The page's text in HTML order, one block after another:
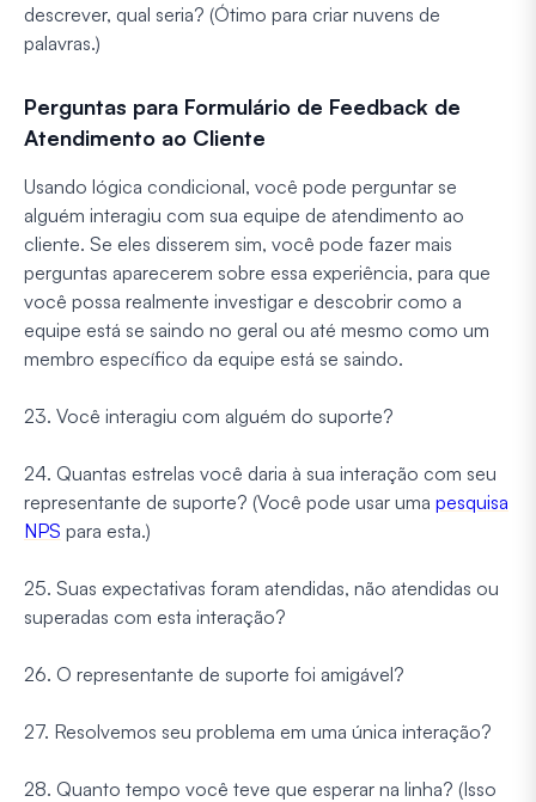
descrever, qual seria? (Ótimo para criar nuvens de
palavras.)
Perguntas para Formulário de Feedback de
Atendimento ao Cliente
Usando lógica condicional, você pode perguntar se
alguém interagiu com sua equipe de atendimento ao
cliente. Se eles disserem sim, você pode fazer mais
perguntas aparecerem sobre essa experiência, para que
você possa realmente investigar e descobrir como a
equipe está se saindo no geral ou até mesmo como um
membro específico da equipe está se saindo.
23. Você interagiu com alguém do suporte?
24. Quantas estrelas você daria à sua interação com seu
representante de suporte? (Você pode usar uma pesquisa
NPS para esta.)
25. Suas expectativas foram atendidas, não atendidas ou
superadas com esta interação?
26. O representante de suporte foi amigável?
27. Resolvemos seu problema em uma única interação?
28. Quanto tempo você teve que esperar na linha? (Isso